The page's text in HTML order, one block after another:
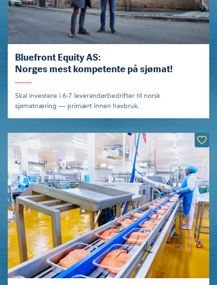
Bluefront Equity AS:
Norges mest kompetente på sjømat!
Skal investere i 6-7 leverandørbedrifter til norsk
sjømatnæring — primært innen havbruk.